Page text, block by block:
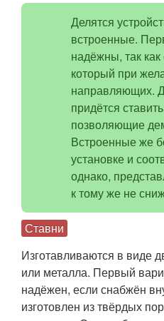
Делятся
встроенные.
надёжны, так как
который при
направляющих.
придётся
позволяющие
Встроенные же
установке и
однако,
к тому же не
Ставни
Изготавливаются в виде
или металла. Первый
надёжен, если снабжён
изготовлен из твёрдых